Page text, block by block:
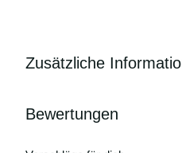
Zusätzliche
Bewertungen